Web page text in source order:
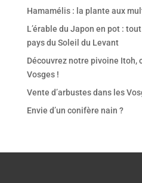
Hamamélis : la plante aux
L’érable du Japon en pot :
pays du Soleil du Levant
Découvrez notre pivoine Itoh,
Vosges !
Vente d’arbustes dans les
Envie d’un conifère nain ?